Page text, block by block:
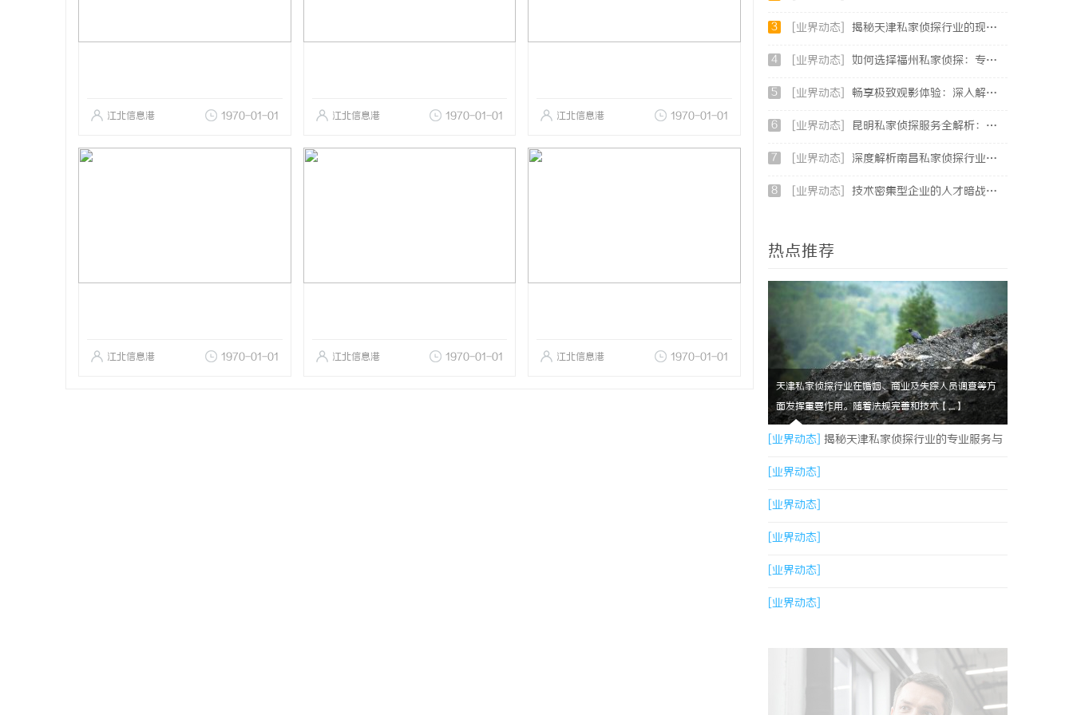
江北信息港 1970-01-01 江北信息港 1970-01-01 江北信息港 1970-01-01
江北信息港 1970-01-01 江北信息港 1970-01-01 江北信息港 1970-01-01
3 [业界动态] 揭秘天津私家侦探行业的现状与发展趋势
4 [业界动态] 如何选择福州私家侦探：专业服务与实用指南详解
5 [业界动态] 畅享极致观影体验：深入解析不卡电影网的独特优势与发展前景
6 [业界动态] 昆明私家侦探服务全解析：专业侦查助您解决疑难问题
7 [业界动态] 深度解析南昌私家侦探行业的发展与应用现状
8 [业界动态] 技术密集型企业的人才暗战：北京商业秘密律师如何守住“人带技术走”的底线
热点推荐
天津私家侦探行业在婚姻、商业及失踪人员调查等方
面发挥重要作用。随着法规完善和技术【....】
[业界动态] 揭秘天津私家侦探行业的专业服务与
发展趋势
[业界动态]
[业界动态]
[业界动态]
[业界动态]
[业界动态]